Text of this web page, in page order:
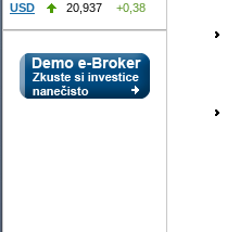
USD
20,937 +0,38